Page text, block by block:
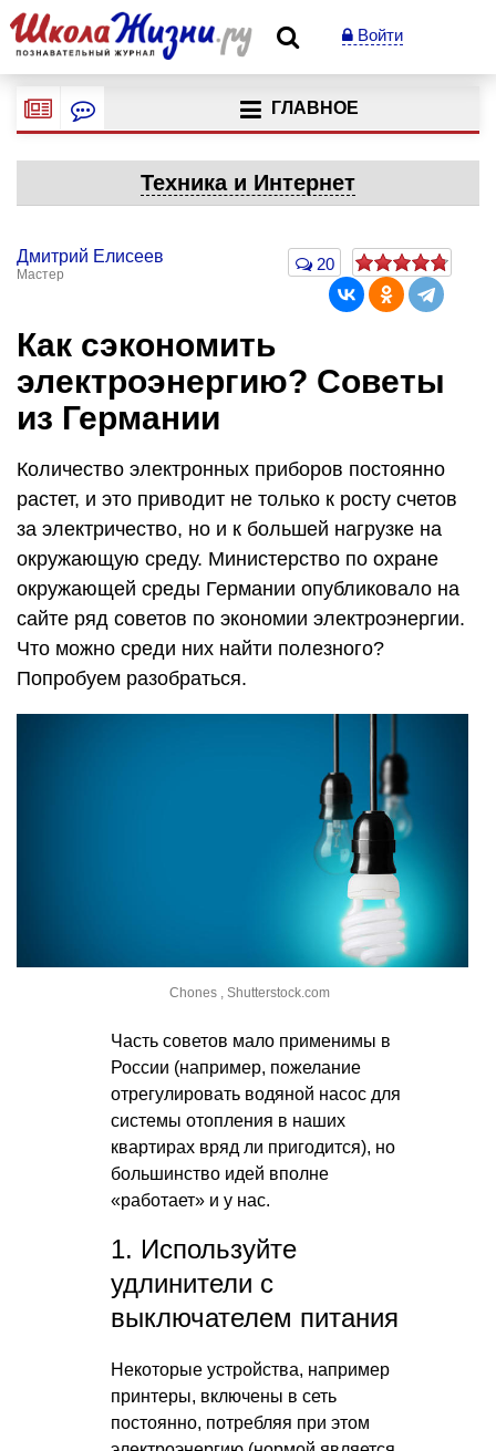
Войти
ГЛАВНОЕ
Техника и Интернет
Дмитрий Елисеев
Мастер
20
Как сэкономить
электроэнергию? Советы
из Германии
Количество электронных приборов постоянно
растет, и это приводит не только к росту счетов
за электричество, но и к большей нагрузке на
окружающую среду. Министерство по охране
окружающей среды Германии опубликовало на
сайте ряд советов по экономии электроэнергии.
Что можно среди них найти полезного?
Попробуем разобраться.
Chones , Shutterstock.com
Часть советов мало применимы в
России (например, пожелание
отрегулировать водяной насос для
системы отопления в наших
квартирах вряд ли пригодится), но
большинство идей вполне
«работает» и у нас.
1. Используйте
удлинители с
выключателем питания
Некоторые устройства, например
принтеры, включены в сеть
постоянно, потребляя при этом